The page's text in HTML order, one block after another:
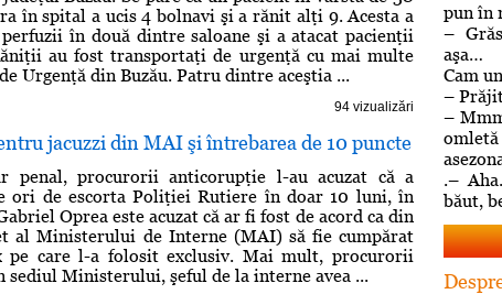
în spital a ucis 4 bolnavi şi a rănit alţi 9. Acesta a
în două dintre saloane şi a atacat pacienţii
au fost transportaţi de urgenţă cu mai multe
Urgenţă din Buzău. Patru dintre aceştia ...
94 vizualizări
jacuzzi din MAI şi întrebarea de 10 puncte
penal, procurorii anticorupţie l-au acuzat că a
ori de escorta Poliţiei Rutiere în doar 10 luni, în
Oprea este acuzat că ar fi fost de acord ca din
al Ministerului de Interne (MAI) să fie cumpărat
pe care l-a folosit exclusiv. Mai mult, procurorii
sediul Ministerului, şeful de la interne avea ...
pun în
–
aşa…
Cam
–
–
.–
băut,